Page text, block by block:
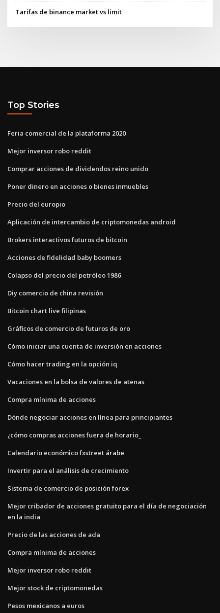
Tarifas de binance market vs limit
Top Stories
Feria comercial de la plataforma 2020
Mejor inversor robo reddit
Comprar acciones de dividendos reino unido
Poner dinero en acciones o bienes inmuebles
Precio del europio
Aplicación de intercambio de criptomonedas android
Brokers interactivos futuros de bitcoin
Acciones de fidelidad baby boomers
Colapso del precio del petróleo 1986
Diy comercio de china revisión
Bitcoin chart live filipinas
Gráficos de comercio de futuros de oro
Cómo iniciar una cuenta de inversión en acciones
Cómo hacer trading en la opción iq
Vacaciones en la bolsa de valores de atenas
Compra mínima de acciones
Dónde negociar acciones en línea para principiantes
¿cómo compras acciones fuera de horario_
Calendario económico fxstreet árabe
Invertir para el análisis de crecimiento
Sistema de comercio de posición forex
Mejor cribador de acciones gratuito para el día de negociación
en la india
Precio de las acciones de ada
Compra mínima de acciones
Mejor inversor robo reddit
Mejor stock de criptomonedas
Pesos mexicanos a euros